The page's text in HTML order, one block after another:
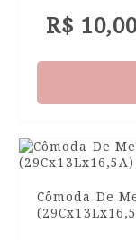
R$
Cômoda De